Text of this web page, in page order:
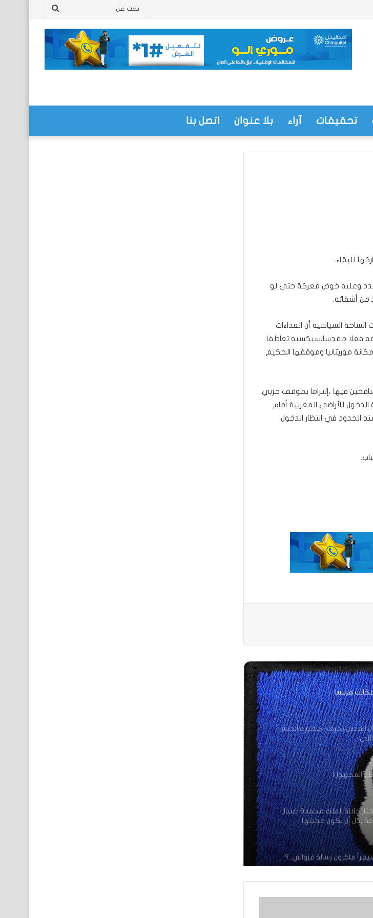
بحث
تحقيقات آراء بلا عنوان اتصل بنا
للبقاء.
مهدد وعليه خوض معركة حتى لو
أشقائه.
السياسية أن العداءات
فعلا مقدسا،سيكسبه تعاطفا
موريتانيا وموقفها الحكيم
فيها ،إلتزاما بموقف حزبي
الدخول للأراضي المغربية أمام
الحدود في انتظار الدخول
لقد اختار جلالة الملك محمد6 اغتيال
بدل أن يكون ضحيتها
ماكرون رسالة غزواني..؟
الرصاص والدولة
الإقتصادية والتنمية يستقبل
ذات النفع العام
مخالب فرنسا…
القدس يجرف أسطورة الجيش
المجهول!
لقد اختار جلالة الملك محمد6 اغتيال
بدل أن يكون ضحيتها
ماكرون رسالة غزواني..؟